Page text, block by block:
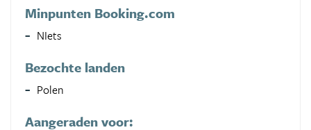
Minpunten Booking.com
NIets
Bezochte landen
Polen
Aangeraden voor: